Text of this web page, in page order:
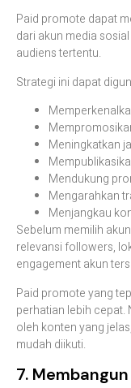
Paid promote dapat
dari akun media
audiens tertentu.
Strategi ini dapat
Meningkatkan
Mendukung
Mengarahkan
Menjangkau
Sebelum memilih
relevansi followers,
engagement akun
Paid promote yang
perhatian lebih cepat.
oleh konten yang
mudah diikuti.
7.